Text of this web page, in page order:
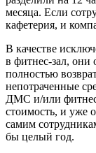
месяца. Если
кафетерия, и
В качестве
в фитнес-зал, они
полностью
непотраченные
ДМС и/или фитнес,
стоимость, и уже
самим
бы целый год.